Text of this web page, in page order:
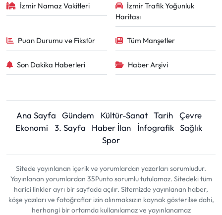
İzmir Namaz Vakitleri
İzmir Trafik Yoğunluk
Haritası
Puan Durumu ve Fikstür Tüm Manşetler
Son Dakika Haberleri Haber Arşivi
Ana Sayfa Gündem Kültür-Sanat Tarih
Çevre
Ekonomi
3. Sayfa Haber İlan İnfografik Sağlık
Spor
Sitede yayınlanan içerik ve yorumlardan yazarları sorumludur.
Yayınlanan yorumlardan 35Punto sorumlu tutulamaz. Sitedeki tüm
harici linkler ayrı bir sayfada açılır. Sitemizde yayınlanan haber,
köşe yazıları ve fotoğraflar izin alınmaksızın kaynak gösterilse dahi,
herhangi bir ortamda kullanılamaz ve yayınlanamaz